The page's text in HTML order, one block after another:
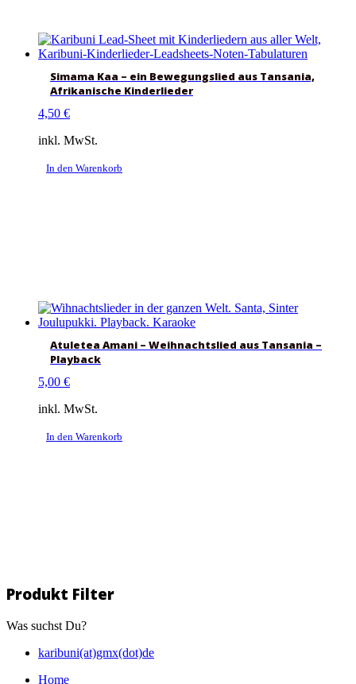
Simama Kaa – ein Bewegungslied aus Tansania,
Afrikanische Kinderlieder
4,50 €
inkl. MwSt.
In den Warenkorb
Atuletea Amani – Weihnachtslied aus Tansania –
Playback
5,00 €
inkl. MwSt.
In den Warenkorb
Produkt Filter
Was suchst Du?
karibuni(at)gmx(dot)de
Home